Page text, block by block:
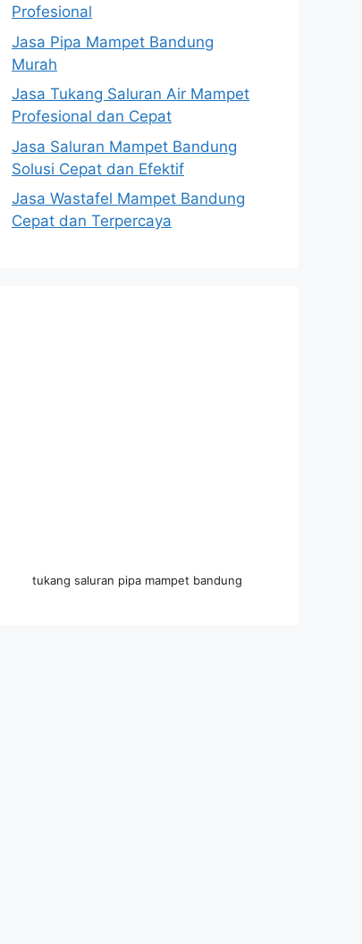
Profesional
Jasa Pipa Mampet Bandung
Murah
Jasa Tukang Saluran Air Mampet
Profesional dan Cepat
Jasa Saluran Mampet Bandung
Solusi Cepat dan Efektif
Jasa Wastafel Mampet Bandung
Cepat dan Terpercaya
tukang saluran pipa mampet bandung